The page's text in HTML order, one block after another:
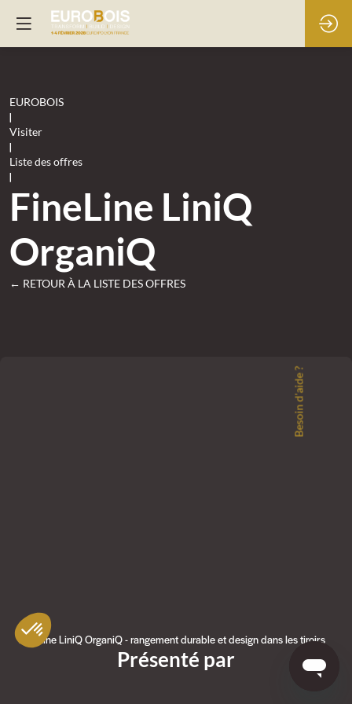
EUROBOIS
|
Visiter
|
Liste des offres
|
FineLine LiniQ
OrganiQ
← RETOUR À LA LISTE DES OFFRES
FineLine LiniQ OrganiQ - rangement durable et design dans les tiroirs
Présenté par
Besoin d'aide ?